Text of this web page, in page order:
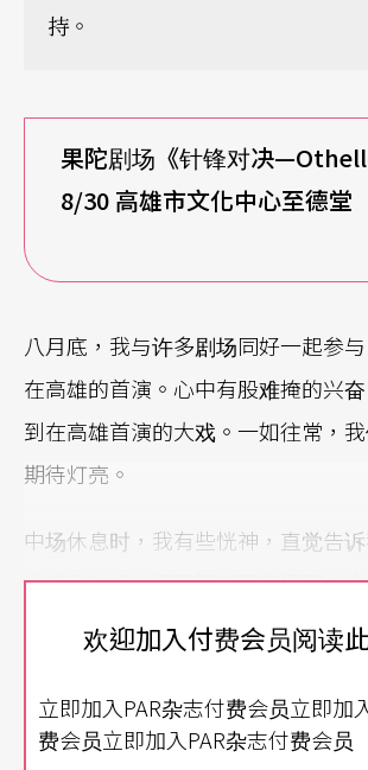
持。
果陀剧场《针锋对决
8/30 高雄市文化中心至德堂
八月底，我与许多剧场同好一起参与
在高雄的首演。心中有股难掩的兴
到在高雄首演的大戏。一如往常，我
期待灯亮。
中场休息时，我有些恍神，直觉告
人感动的戏，但理智却不忘提醒：
怎么可能会不好看？如同保罗．帕兹
泪，于是提著泪水进去当观众，却一
出来。
欢迎加入付费会员阅读
立即加入PAR杂志付费会员立即加
费会员立即加入PAR杂志付费会员